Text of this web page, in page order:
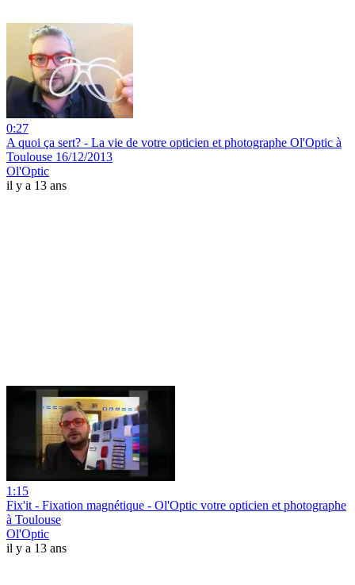
0:27
A quoi ça sert? - La vie de votre opticien et photographe Ol'Optic à
Toulouse 16/12/2013
Ol'Optic
il y a 13 ans
1:15
Fix'it - Fixation magnétique - Ol'Optic votre opticien et photographe
à Toulouse
Ol'Optic
il y a 13 ans